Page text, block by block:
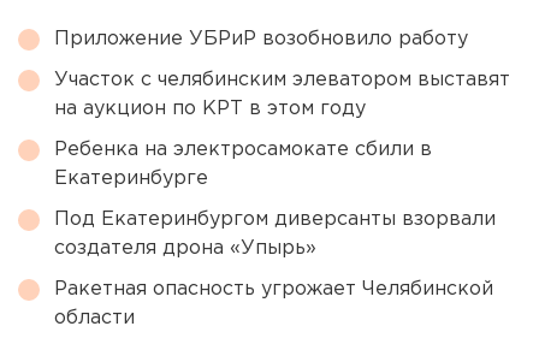
Приложение УБРиР возобновило работу
Участок с челябинским элеватором выставят
на аукцион по КРТ в этом году
Ребенка на электросамокате сбили в
Екатеринбурге
Под Екатеринбургом диверсанты взорвали
создателя дрона «Упырь»
Ракетная опасность угрожает Челябинской
области